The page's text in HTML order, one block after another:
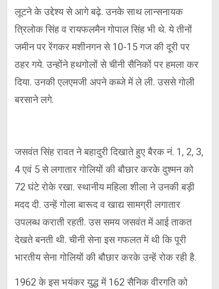
लूटने के उद्देश्य से आगे बढ़े. उनके साथ लान्सनायक
त्रिलोक सिंह व रायफलमैन गोपाल सिंह भी थे. ये तीनों
जमीन पर रेंगकर मशीनगन से 10-15 गज की दूरी पर
ठहर गये. उन्होंने हथगोलों से चीनी सैनिकों पर हमला कर
दिया. उनकी एलएमजी अपने कब्जे में ले ली. उससे गोली
बरसाने लगे.
जसवंत सिंह रावत ने बहादुरी दिखाते हुए बैरक नं. 1, 2, 3,
4 एवं 5 से लगातार गोलियों की बौछार करके दुश्मन को
72 घंटे रोके रखा. स्थानीय महिला शीला ने उनकी बड़ी
मदद दी. उन्हें गोला बारूद व खाद्य सामग्री लगातार
उपलब्ध कराती रहती. उस समय जसवंत में आई ताकत
देखते बनती थी. चीनी सेना इस गफलत में थी कि पूरी
भारतीय सेना गोलियों की बौछार करके उन्हें रोक रही है.
1962 के इस भयंकर युद्ध में 162 सैनिक वीरगति को